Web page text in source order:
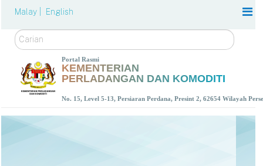
Malay | English
Carian
Portal Rasmi
KEMENTERIAN
PERLADANGAN DAN KOMODITI
No. 15, Level 5-13, Persiaran Perdana, Presint 2, 62654 Wilayah